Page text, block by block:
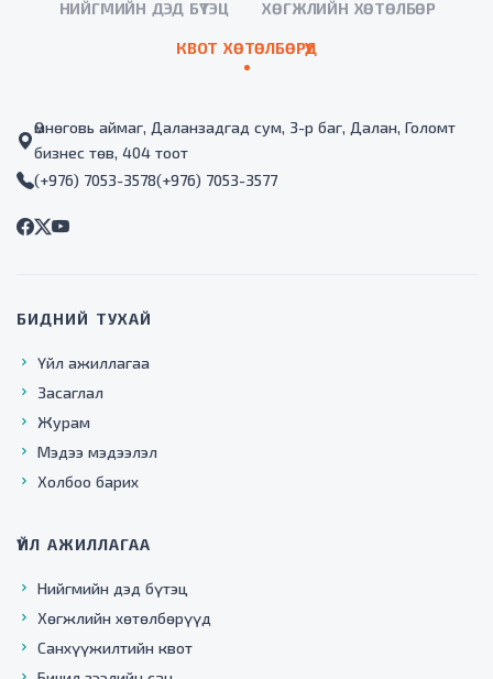
НИЙГМИЙН ДЭД БҮТЭЦ ХӨГЖЛИЙН ХӨТӨЛБӨР
КВОТ ХӨТӨЛБӨРҮҮД
Өмнөговь аймаг, Даланзадгад сум, 3-р баг, Далан, Голомт
бизнес төв, 404 тоот
(+976) 7053-3578(+976) 7053-3577
БИДНИЙ ТУХАЙ
Үйл ажиллагаа
Засаглал
Журам
Мэдээ мэдээлэл
Холбоо барих
ҮЙЛ АЖИЛЛАГАА
Нийгмийн дэд бүтэц
Хөгжлийн хөтөлбөрүүд
Санхүүжилтийн квот